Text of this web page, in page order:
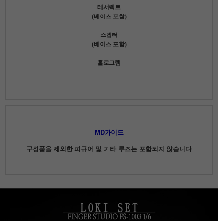
테서렉트
(베이스 포함)
스캡터
(베이스 포함)
홀로그램
MD가이드
구성품을 제외한 피규어 및 기타 루즈는 포함되지 않습니다